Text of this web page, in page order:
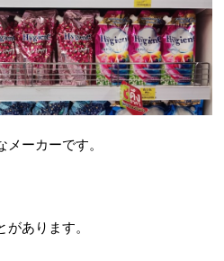
ーカーです。
あります。